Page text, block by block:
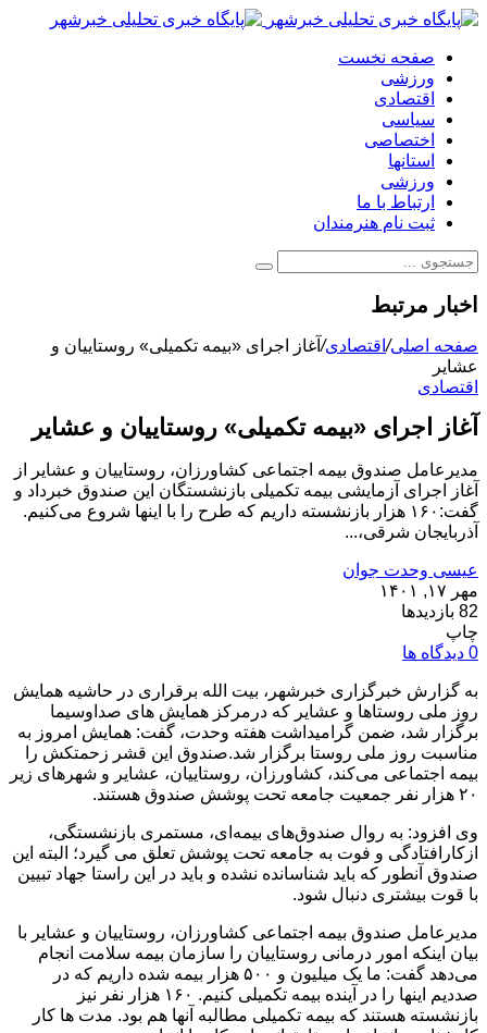
صفحه نخست
ورزشی
اقتصادی
سیاسی
اختصاصی
استانها
ورزشی
ارتباط با ما
ثبت نام هنرمندان
اخبار مرتبط
صفحه اصلی/اقتصادی/آغاز اجرای «بیمه تکمیلی» روستاییان و
عشایر
اقتصادی
آغاز اجرای «بیمه تکمیلی» روستاییان و عشایر
مدیرعامل صندوق بیمه اجتماعی کشاورزان، روستاییان و عشایر از
آغاز اجرای آزمایشی بیمه تکمیلی بازنشستگان این صندوق خبرداد و
گفت:۱۶۰ هزار بازنشسته داریم که طرح را با اینها شروع می‌کنیم.
آذربایجان شرقی،...
عیسی وحدت جوان
مهر ۱۷, ۱۴۰۱
82 بازدیدها
چاپ
0 دیدگاه ها
به گزارش خبرگزاری خبرشهر، بیت الله برقراری در حاشیه همایش
روز ملی روستاها و عشایر که درمرکز همایش های صداوسیما
برگزار شد، ضمن گرامیداشت هفته وحدت، گفت: همایش امروز به
مناسبت روز ملی روستا برگزار شد.صندوق این قشر زحمتکش را
بیمه اجتماعی می‌کند، کشاورزان، روستاییان، عشایر و شهرهای زیر
۲۰ هزار نفر جمعیت جامعه تحت پوشش صندوق هستند.
وی افزود: به روال صندوق‌های بیمه‌ای، مستمری بازنشستگی،
ازکارافتادگی و فوت به جامعه تحت پوشش تعلق می گیرد؛ البته این
صندوق آنطور که باید شناسانده نشده و باید در این راستا جهاد تبیین
با قوت بیشتری دنبال شود.
مدیرعامل صندوق بیمه اجتماعی کشاورزان، روستاییان و عشایر با
بیان اینکه امور درمانی روستاییان را سازمان بیمه سلامت انجام
می‌دهد گفت: ما یک میلیون و ۵۰۰ هزار بیمه شده داریم که در
صددیم اینها را در آینده بیمه تکمیلی کنیم. ۱۶۰ هزار نفر نیز
بازنشسته هستند که بیمه تکمیلی مطالبه آنها هم بود. مدت ها کار